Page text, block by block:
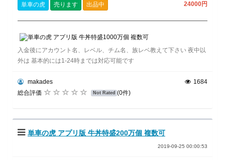
単車の虎 売ります 出品中 24000円
入金後にアカウント名、レベル、チム名、族レベ教えて下さい 夜中以
外は 基本的には1-24時までは対応可能です
makades
総合評価
Not Rated (0件)
1684
単車の虎 アプリ版 牛丼特盛200万個 複数可
2019-09-25 00:00:53